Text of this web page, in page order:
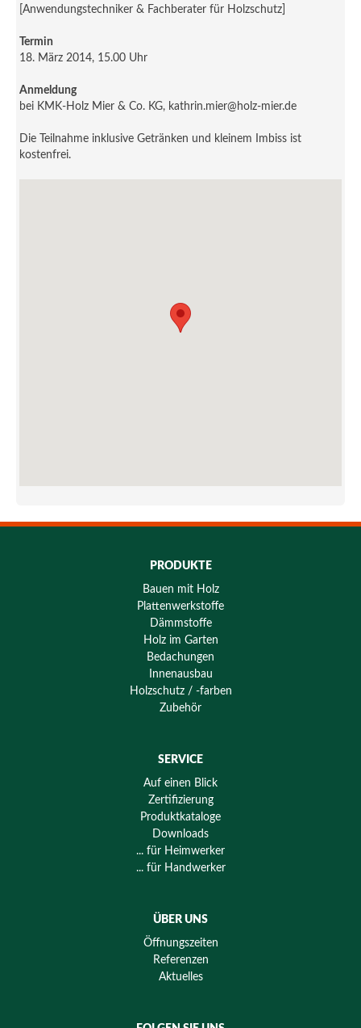
[Anwendungstechniker & Fachberater für Holzschutz]
Termin
18. März 2014, 15.00 Uhr
Anmeldung
bei KMK-Holz Mier & Co. KG, kathrin.mier@holz-mier.de
Die Teilnahme inklusive Getränken und kleinem Imbiss ist
kostenfrei.
PRODUKTE
Bauen mit Holz
Plattenwerkstoffe
Dämmstoffe
Holz im Garten
Bedachungen
Innenausbau
Holzschutz / -farben
Zubehör
SERVICE
Auf einen Blick
Zertifizierung
Produktkataloge
Downloads
... für Heimwerker
... für Handwerker
ÜBER UNS
Öffnungszeiten
Referenzen
Aktuelles